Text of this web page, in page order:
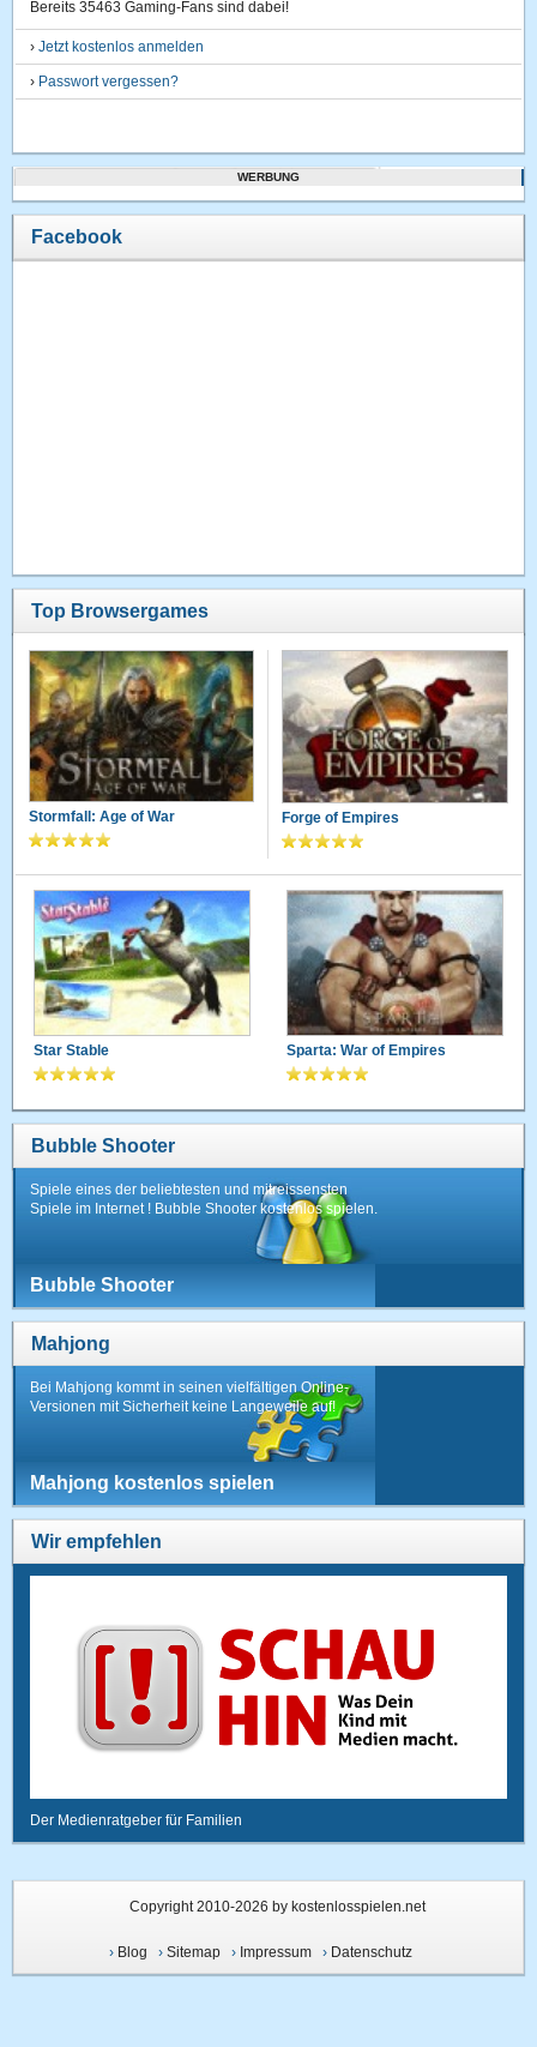
Bereits 35463 Gaming-Fans sind dabei!
›Jetzt kostenlos anmelden
› Passwort vergessen?
WERBUNG
Facebook
Top Browsergames
Stormfall: Age of War Forge of Empires
Star Stable Sparta: War of Empires
Bubble Shooter
Spiele eines der beliebtesten und mitreissensten
Spiele im Internet ! Bubble Shooter kostenlos spielen.
Bubble Shooter
Mahjong
Bei Mahjong kommt in seinen vielfältigen Online-
Versionen mit Sicherheit keine Langeweile auf!
Mahjong kostenlos spielen
Wir empfehlen
Der Medienratgeber für Familien
Copyright 2010-2026 by kostenlosspielen.net
› Blog › Sitemap› Impressum› Datenschutz